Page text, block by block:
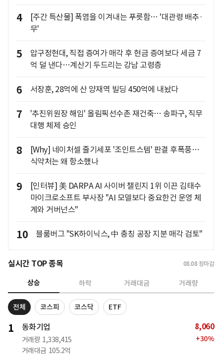
4
[주간 특산물] 폭염을 이겨내는 푸릇함… '대관령 배추·
무'
5
압구정현대, 직접 증여가 매각 후 현금 증여보다 세금 7
억 덜 낸다…계산기 두드리는 강남 고령층
6 서장훈, 28억에 산 양재역 빌딩 450억에 내놨다
7
'추진위원장 해임' 올림픽선수촌 재건축… 송파구, 직무
대행 체제 승인
8
[Why] 네이처셀 줄기세포 '조인트스템' 판결 후폭풍…
식약처는 왜 항소했나
9
[인터뷰] 美 DARPA AI 사이버 챌린지 1위 이끈 김태수
마이크로소프트 부사장 "AI 모델보다 중요한건 운영 체
계와 거버넌스"
10 블룸버그 "SK하이닉스, 中 충칭 공장 지분 매각 검토"
실시간 TOP 종목 08.08 장마감
상승 하락 거래대금 거래량
전체 코스피 코스닥 ETF
1 동화기업
거래량 1,338,415
거래대금 105.2억
8,060
+30%